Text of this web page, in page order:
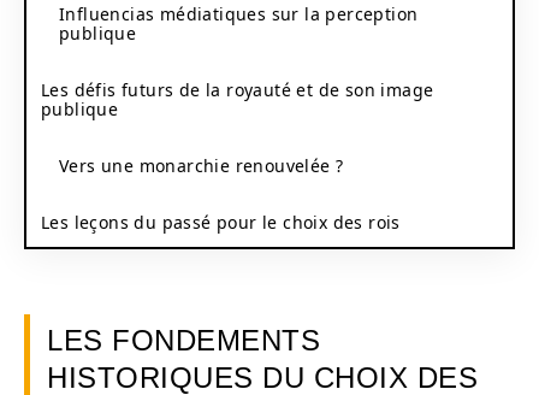
Influencias médiatiques sur la perception
publique
Les défis futurs de la royauté et de son image
publique
Vers une monarchie renouvelée ?
Les leçons du passé pour le choix des rois
LES FONDEMENTS
HISTORIQUES DU CHOIX DES